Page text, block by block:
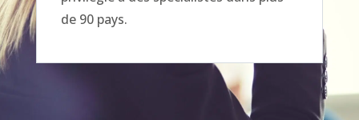
de 90 pays.